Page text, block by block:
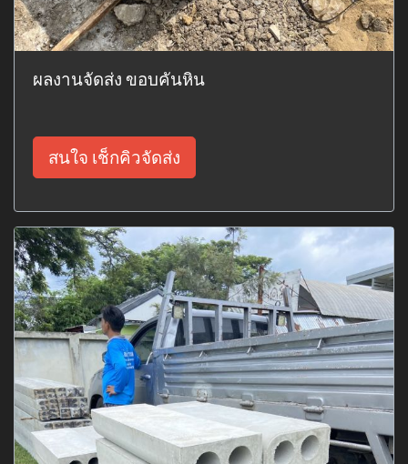
ผลงานจัดส่ง ขอบคันหิน
สนใจ เช็กคิวจัดส่ง